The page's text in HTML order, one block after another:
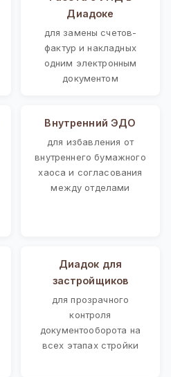
Диадоке
для замены счетов-
фактур и накладных
одним электронным
документом
Внутренний ЭДО
для избавления от
внутреннего бумажного
хаоса и согласования
между отделами
Диадок для
застройщиков
для прозрачного
контроля
документооборота на
всех этапах стройки